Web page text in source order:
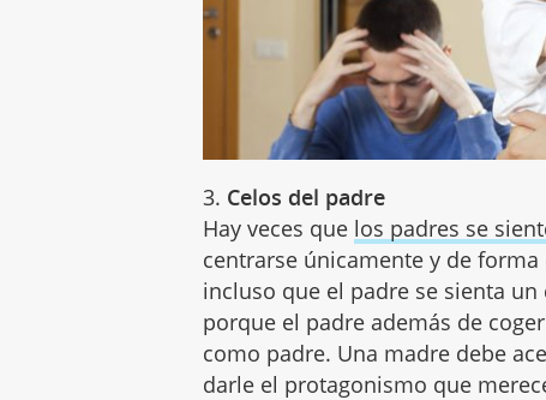
3. Celos del padre
Hay veces que los padres se
centrarse únicamente y de
incluso que el padre se sienta
porque el padre además de
como padre. Una madre debe
darle el protagonismo que